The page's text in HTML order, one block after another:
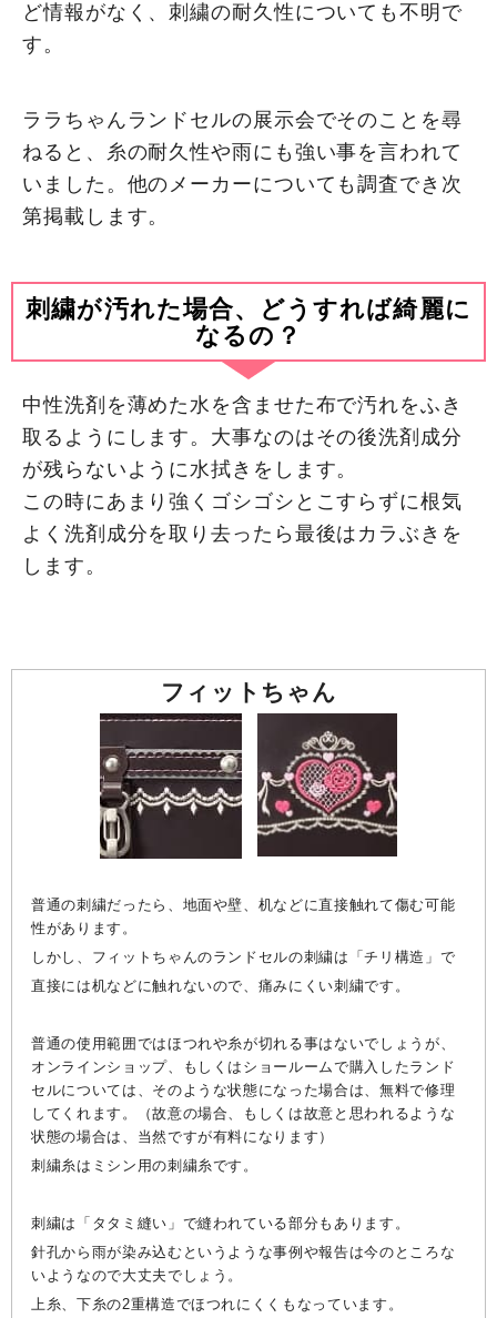
ど情報がなく、刺繍の耐久性についても不明で
す。
ララちゃんランドセルの展示会でそのことを尋
ねると、糸の耐久性や雨にも強い事を言われて
いました。他のメーカーについても調査でき次
第掲載します。
刺繍が汚れた場合、どうすれば綺麗に
なるの？
中性洗剤を薄めた水を含ませた布で汚れをふき
取るようにします。大事なのはその後洗剤成分
が残らないように水拭きをします。
この時にあまり強くゴシゴシとこすらずに根気
よく洗剤成分を取り去ったら最後はカラぶきを
します。
フィットちゃん
普通の刺繍だったら、地面や壁、机などに直接触れて傷む可能
性があります。
しかし、フィットちゃんのランドセルの刺繍は「チリ構造」で
直接には机などに触れないので、痛みにくい刺繍です。
普通の使用範囲ではほつれや糸が切れる事はないでしょうが、
オンラインショップ、もしくはショールームで購入したランド
セルについては、そのような状態になった場合は、無料で修理
してくれます。（故意の場合、もしくは故意と思われるような
状態の場合は、当然ですが有料になります）
刺繍糸はミシン用の刺繍糸です。
刺繍は「タタミ縫い」で縫われている部分もあります。
針孔から雨が染み込むというような事例や報告は今のところな
いようなので大丈夫でしょう。
上糸、下糸の2重構造でほつれにくくもなっています。